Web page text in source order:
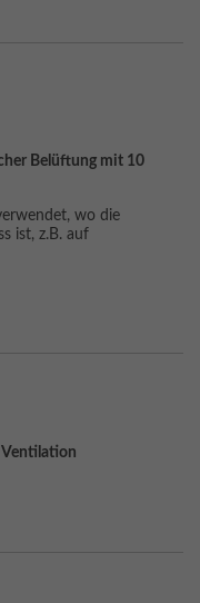
Belüftung mit 10
wo die
ist, z.B. auf